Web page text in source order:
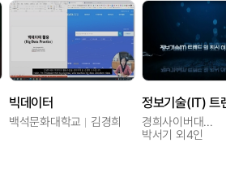
빅데이터
백석문화대학교 김경희
경희사이버대학교
박서기 외4인